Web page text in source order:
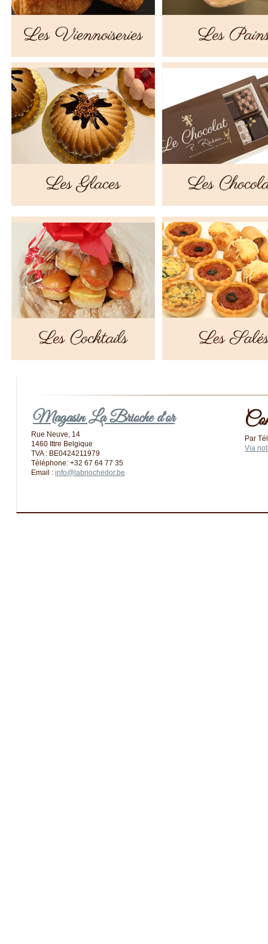
Par
Via
Magasin La Brioche d'or
Rue Neuve, 14
1460 Ittre Belgique
TVA : BE0424211979
Téléphone: +32 67 64 77 35
Email : info@labriochedor.be